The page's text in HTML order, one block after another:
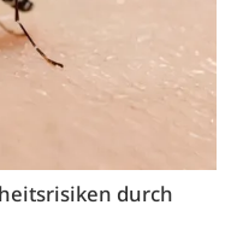
durch